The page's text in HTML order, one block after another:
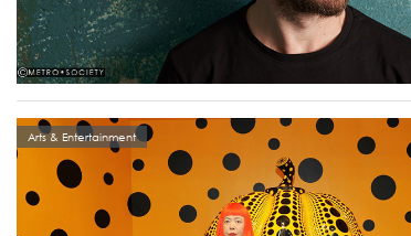
Arts & Entertainment